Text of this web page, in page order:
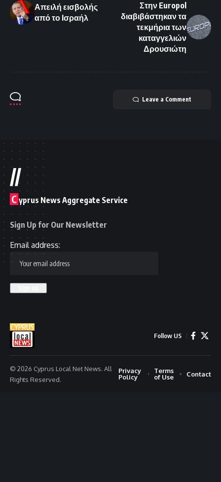
Απειλή εισβολής
από το Ισραήλ
Στην Europol
διαβιβάστηκαν τα
τεκμήρια των
καταγγελιών
Δρουσιώτη
Leave a Comment
//
C yprus News Aggregate Service
Sign Up for Our Newsletter
Email address:
Follow US
© 2026 Cyprus Local Net News. All
Rights Reserved.
Privacy
Policy
Terms
of Use
Contact